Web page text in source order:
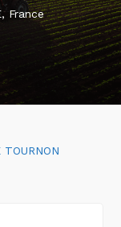
France
TOURNON